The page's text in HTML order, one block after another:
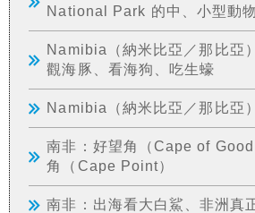
National Park 的中、小型動
Namibia（納米比亞／那比亞
觀海豚、看海狗、吃生蠔
Namibia（納米比亞／那比亞
南非：好望角（Cape of
角（Cape Point）
南非：出海看大白鯊、非洲真